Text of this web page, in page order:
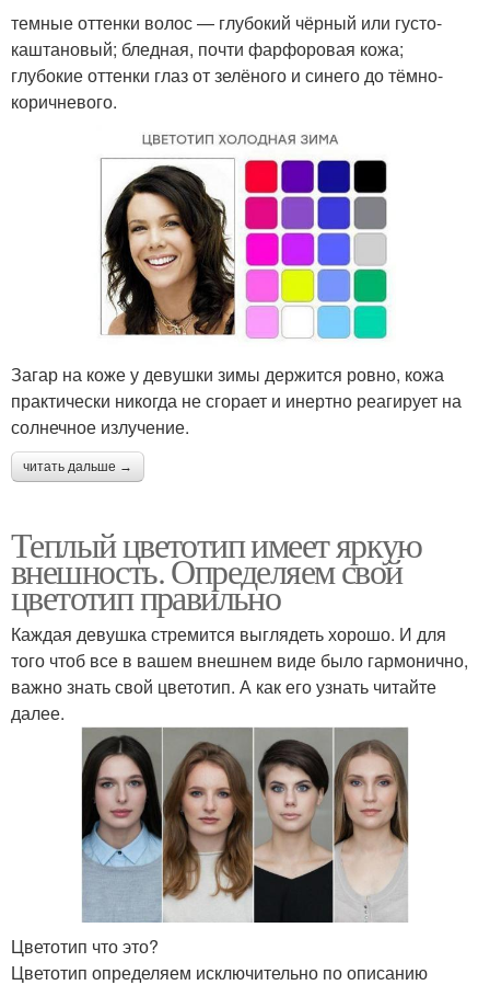
темные оттенки волос — глубокий чёрный или густо-
каштановый; бледная, почти фарфоровая кожа;
глубокие оттенки глаз от зелёного и синего до тёмно-
коричневого.
Загар на коже у девушки зимы держится ровно, кожа
практически никогда не сгорает и инертно реагирует на
солнечное излучение.
читать дальше →
Теплый цветотип имеет яркую
внешность. Определяем свой
цветотип правильно
Каждая девушка стремится выглядеть хорошо. И для
того чтоб все в вашем внешнем виде было гармонично,
важно знать свой цветотип. А как его узнать читайте
далее.
Цветотип что это?
Цветотип определяем исключительно по описанию